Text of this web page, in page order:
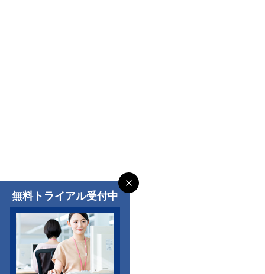
無料トライアル受付中